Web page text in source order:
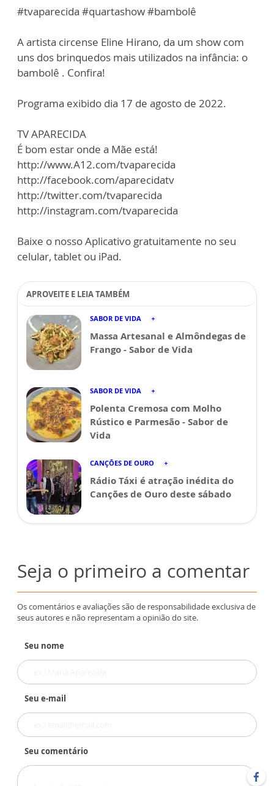
#tvaparecida #quartashow #bambolê
A artista circense Eline Hirano, da um show com
uns dos brinquedos mais utilizados na infância: o
bambolê . Confira!
Programa exibido dia 17 de agosto de 2022.
TV APARECIDA
É bom estar onde a Mãe está!
http://www.A12.com/tvaparecida
http://facebook.com/aparecidatv
http://twitter.com/tvaparecida
http://instagram.com/tvaparecida
Baixe o nosso Aplicativo gratuitamente no seu
celular, tablet ou iPad.
APROVEITE E LEIA TAMBÉM
SABOR DE VIDA
Massa Artesanal e Almôndegas de
Frango - Sabor de Vida
SABOR DE VIDA
Polenta Cremosa com Molho
Rústico e Parmesão - Sabor de
Vida
CANÇÕES DE OURO
Rádio Táxi é atração inédita do
Canções de Ouro deste sábado
Seja o primeiro a comentar
Os comentários e avaliações são de responsabilidade exclusiva de
seus autores e não representam a opinião do site.
Seu nome
Seu e-mail
Seu comentário